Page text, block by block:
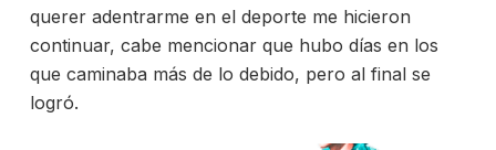
querer adentrarme en el deporte me hicieron
continuar, cabe mencionar que hubo días en los
que caminaba más de lo debido, pero al final se
logró.